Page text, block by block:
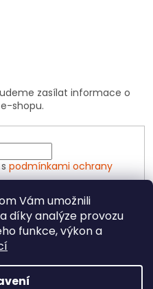
Vám umožnili
díky analýze provozu
funkce, výkon a
zasílat informace o
shopu.
podmínkami ochrany
Shoptet